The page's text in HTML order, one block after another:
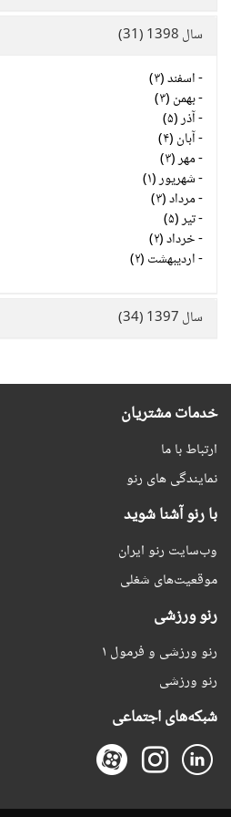
سال 1398 (31)
-اسفند (۳)
-بهمن (۳)
-آذر (۵)
-آبان (۴)
-مهر (۳)
-شهریور (۱)
-مرداد (۳)
-تیر (۵)
-خرداد (۲)
-اردیبهشت (۲)
سال 1397 (34)
خدمات مشتریان
ارتباط با ما
نمایندگی های رنو
با رنو آشنا شوید
وب‌سایت رنو ایران
موقعیت‌های شغلی
رنو ورزشی
رنو ورزشی و فرمول ۱
رنو ورزشی
شبکه‌های اجتماعی